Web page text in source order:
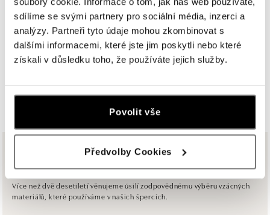
sdílíme se svými partnery pro sociální média, inzerci a
analýzy. Partneři tyto údaje mohou zkombinovat s
dalšími informacemi, které jste jim poskytli nebo které
získali v důsledku toho, že používáte jejich služby.
Povolit vše
Předvolby Cookies
ALOve Westfield, Praha 4 - Chodov
Roztylská 2321/19, 148 00 Praha 4 - Chodov
tel.: +420730524389
dnes otevřeno do 21:00
ALOve OC Aupark, Bratislava
Einsteinova 3541/18, 851 01 Bratislava
dnes otevřeno do 21:00
ALOve OC Eurovea, Bratislava
Pribinova 8, 811 09 Bratislava
tel.: +421917090467
Ze stejné kolekce
Více než dvě desetiletí věnujeme úsilí zodpovědnému výběru vzácných
materiálů, které používáme v našich špercích.